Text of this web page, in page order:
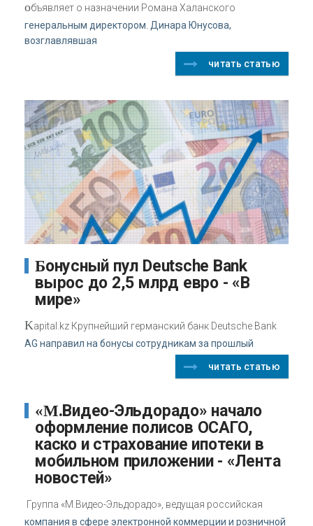
объявляет о назначении Романа Халанского
генеральным директором. Динара Юнусова,
возглавлявшая
читать статью
Бонусный пул Deutsche Bank
вырос до 2,5 млрд евро - «В
мире»
Kapital.kz Крупнейший германский банк Deutsche Bank
AG направил на бонусы сотрудникам за прошлый
читать статью
«М.Видео-Эльдорадо» начало
оформление полисов ОСАГО,
каско и страхование ипотеки в
мобильном приложении - «Лента
новостей»
Группа «М.Видео-Эльдорадо», ведущая российская
компания в сфере электронной коммерции и розничной